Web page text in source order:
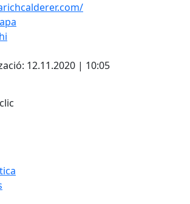
12.11.2020 | 10:05